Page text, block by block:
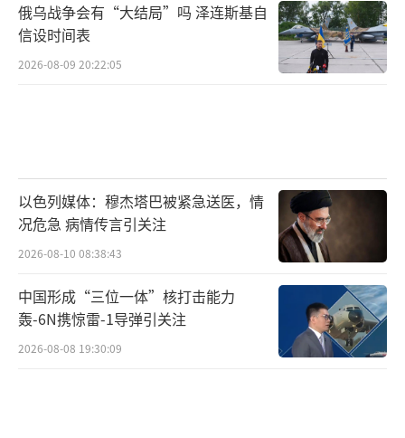
美国现在是“自身难保”还要在国际
上“抹黑”中国，近期中美贸易还是很紧张
的，美国政府想让中国放宽对稀土的出口管
但从目前的局势来看，想让中国放宽稀土
管控的不可能的，因为美国压根就没有诚意，
不管是前段时间特朗普对我国华为芯片、商飞
客机的打压，还是近段时间美国国防部长的狂
言言论，美国都没有意识到中国为何会对稀土
进行管控。
俄乌战争会有“大结局”吗 泽连斯基自
信设时间表
2026-08-09 20:22:05
以色列媒体：穆杰塔巴被紧急送医，情
况危急 病情传言引关注
2026-08-10 08:38:43
中国形成“三位一体”核打击能力
轰-6N携惊雷-1导弹引关注
2026-08-08 19:30:09